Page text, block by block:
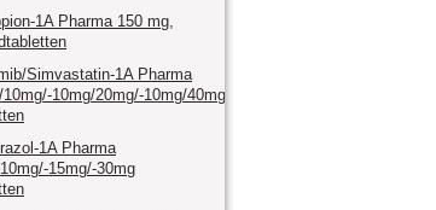
1A Pharma 150 mg,
Simvastatin-1A Pharma
10mg/20mg/-10mg/40mg/-10mg/80mg
1A Pharma
15mg/-30mg